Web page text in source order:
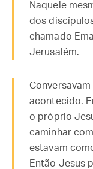
Naquele
dos
chamado
Jerusalém.
acontecido.
o próprio
caminhar
estavam
Então Jesus